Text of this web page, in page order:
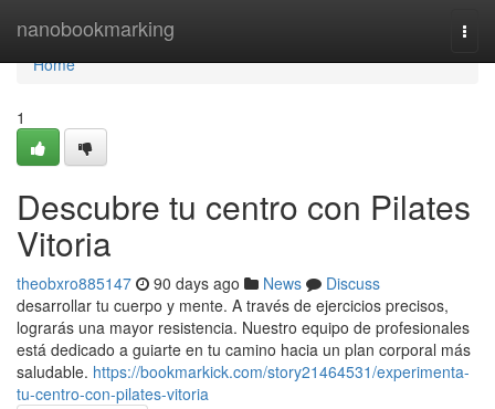
nanobookmarking
Home
Home
1
Descubre tu centro con Pilates
Vitoria
theobxro885147 90 days ago News
Discuss
desarrollar tu cuerpo y mente. A través de ejercicios precisos,
lograrás una mayor resistencia. Nuestro equipo de profesionales
está dedicado a guiarte en tu camino hacia un plan corporal más
saludable. https://bookmarkick.com/story21464531/experimenta-
tu-centro-con-pilates-vitoria